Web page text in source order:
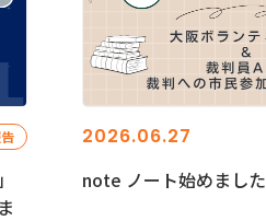
2026.06.27
note ノート始めました